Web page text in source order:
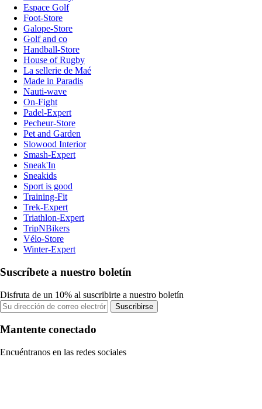
Espace Golf
Foot-Store
Galope-Store
Golf and co
Handball-Store
House of Rugby
La sellerie de Maé
Made in Paradis
Nauti-wave
On-Fight
Padel-Expert
Pecheur-Store
Pet and Garden
Slowood Interior
Smash-Expert
Sneak'In
Sneakids
Sport is good
Training-Fit
Trek-Expert
Triathlon-Expert
TripNBikers
Vélo-Store
Winter-Expert
Suscríbete a nuestro boletín
Disfruta de un 10% al suscribirte a nuestro boletín
Suscribirse
Mantente conectado
Encuéntranos en las redes sociales